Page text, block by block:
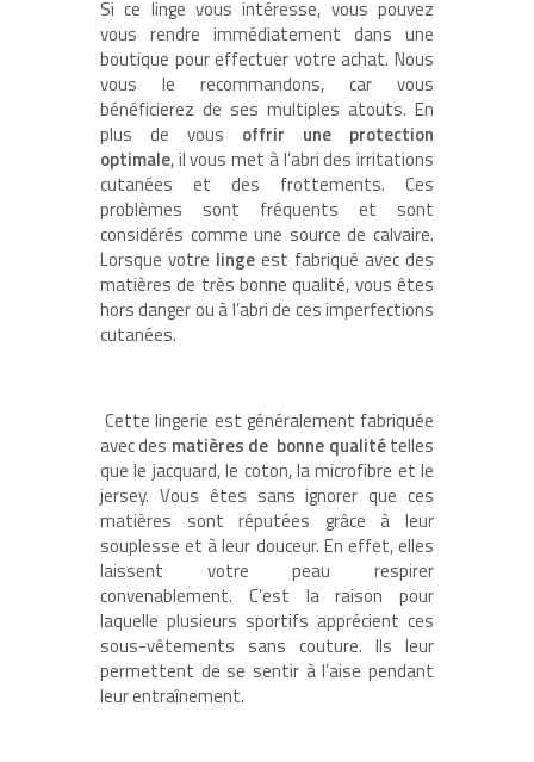
Si ce linge vous intéresse, vous pouvez
vous rendre immédiatement dans une
boutique pour effectuer votre achat. Nous
vous le recommandons, car vous
bénéficierez de ses multiples atouts. En
plus de vous offrir une protection
optimale, il vous met à l’abri des irritations
cutanées et des frottements. Ces
problèmes sont fréquents et sont
considérés comme une source de calvaire.
Lorsque votre linge est fabriqué avec des
matières de très bonne qualité, vous êtes
hors danger ou à l’abri de ces imperfections
cutanées.
Cette lingerie est généralement fabriquée
avec des matières de bonne qualitételles
que le jacquard, le coton, la microfibre et le
jersey. Vous êtes sans ignorer que ces
matières sont réputées grâce à leur
souplesse et à leur douceur. En effet, elles
laissent votre peau respirer
convenablement. C’est la raison pour
laquelle plusieurs sportifs apprécient ces
sous-vêtements sans couture. Ils leur
permettent de se sentir à l’aise pendant
leur entraînement.